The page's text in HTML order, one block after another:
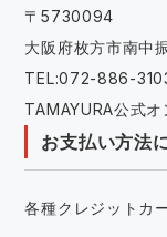
〒5730094
大阪府枚方市南中
TEL:072-886-
TAMAYURA公式
お支払い方法
各種クレジットカ